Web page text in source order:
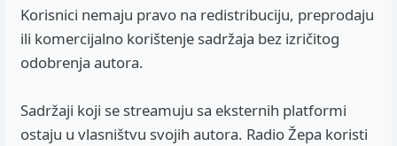
Korisnici nemaju pravo na redistribuciju, preprodaju
ili komercijalno korištenje sadržaja bez izričitog
odobrenja autora.
Sadržaji koji se streamuju sa eksternih platformi
ostaju u vlasništvu svojih autora. Radio Žepa koristi